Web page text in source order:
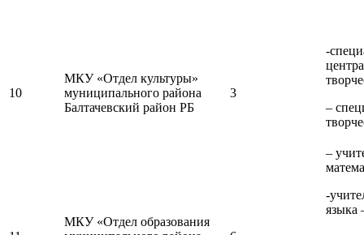
10
МКУ «Отдел культуры»
муниципального района
Балтачевский район РБ
3
-
–
МКУ «Отдел образования
–
-
языка